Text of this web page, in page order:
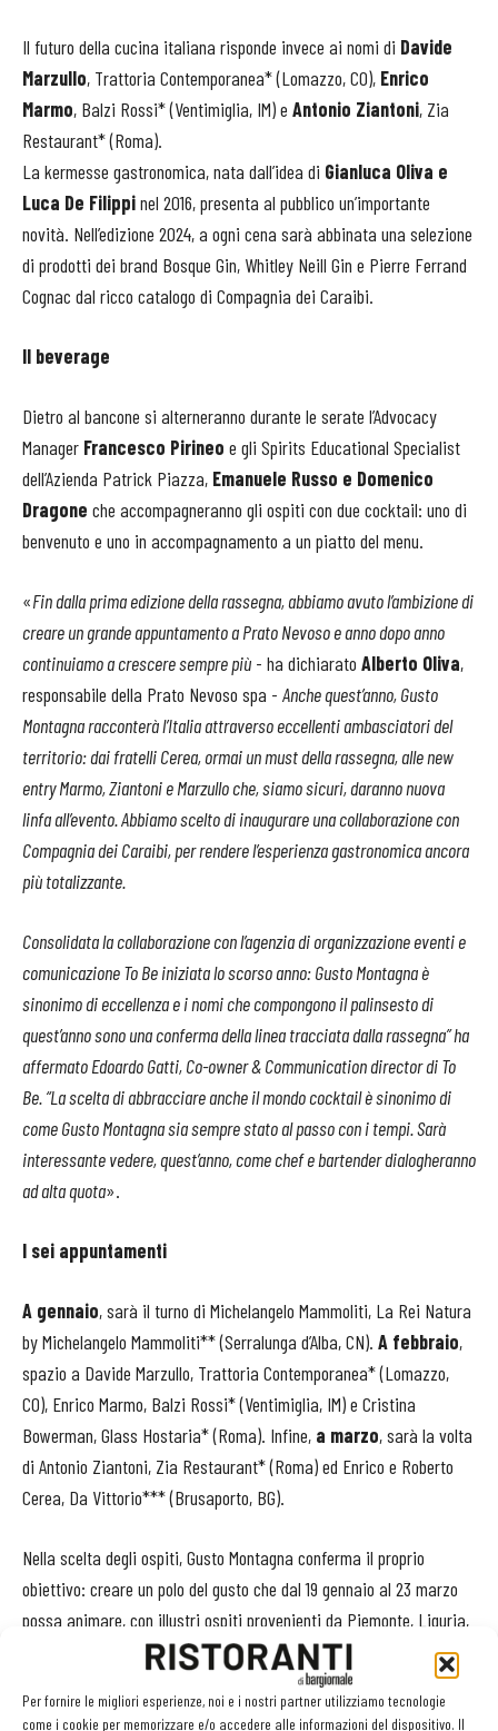
Per fornire le migliori esperienze, noi e i nostri partner utilizziamo tecnologie
come i cookie per memorizzare e/o accedere alle informazioni del dispositivo. Il
Il futuro della cucina italiana risponde invece ai nomi di Davide
Marzullo, Trattoria Contemporanea* (Lomazzo, CO), Enrico
Marmo, Balzi Rossi* (Ventimiglia, IM) e Antonio Ziantoni, Zia
Restaurant* (Roma).
La kermesse gastronomica, nata dall’idea di Gianluca Oliva e
Luca De Filippinel 2016, presenta al pubblico un’importante
novità. Nell’edizione 2024, a ogni cena sarà abbinata una selezione
di prodotti dei brand Bosque Gin, Whitley Neill Gin e Pierre Ferrand
Cognac dal ricco catalogo di Compagnia dei Caraibi.
Il beverage
Dietro al bancone si alterneranno durante le serate l’Advocacy
Manager Francesco Pirineo e gli Spirits Educational Specialist
dell’Azienda Patrick Piazza, Emanuele Russo e Domenico
Dragone che accompagneranno gli ospiti con due cocktail: uno di
benvenuto e uno in accompagnamento a un piatto del menu.
«Fin dalla prima edizione della rassegna, abbiamo avuto l’ambizione di
creare un grande appuntamento a Prato Nevoso e anno dopo anno
continuiamo a crescere sempre più - ha dichiarato Alberto Oliva,
responsabile della Prato Nevoso spa - Anche quest’anno, Gusto
Montagna racconterà l’Italia attraverso eccellenti ambasciatori del
territorio: dai fratelli Cerea, ormai un must della rassegna, alle new
entry Marmo, Ziantoni e Marzullo che, siamo sicuri, daranno nuova
linfa all’evento. Abbiamo scelto di inaugurare una collaborazione con
Compagnia dei Caraibi, per rendere l’esperienza gastronomica ancora
più totalizzante.
Consolidata la collaborazione con l’agenzia di organizzazione eventi e
comunicazione To Be iniziata lo scorso anno: Gusto Montagna è
sinonimo di eccellenza e i nomi che compongono il palinsesto di
quest’anno sono una conferma della linea tracciata dalla rassegna” ha
affermato Edoardo Gatti, Co-owner & Communication director di To
Be. “La scelta di abbracciare anche il mondo cocktail è sinonimo di
come Gusto Montagna sia sempre stato al passo con i tempi. Sarà
interessante vedere, quest’anno, come chef e bartender dialogheranno
ad alta quota».
I sei appuntamenti
A gennaio, sarà il turno di Michelangelo Mammoliti, La Rei Natura
by Michelangelo Mammoliti** (Serralunga d’Alba, CN). A febbraio,
spazio a Davide Marzullo, Trattoria Contemporanea* (Lomazzo,
CO), Enrico Marmo, Balzi Rossi* (Ventimiglia, IM) e Cristina
Bowerman, Glass Hostaria* (Roma). Infine, a marzo, sarà la volta
di Antonio Ziantoni, Zia Restaurant* (Roma) ed Enrico e Roberto
Cerea, Da Vittorio*** (Brusaporto, BG).
Nella scelta degli ospiti, Gusto Montagna conferma il proprio
obiettivo: creare un polo del gusto che dal 19 gennaio al 23 marzo
possa animare, con illustri ospiti provenienti da Piemonte, Liguria,
Lombardia e Lazio, le quattro location della rassegna (Chalet Il
Rosso, Baita Del Verde, Ski Grill e Osteria Le Stalle). All’estro dei
bartender del team advocacy di Compagnia dei Caraibi -